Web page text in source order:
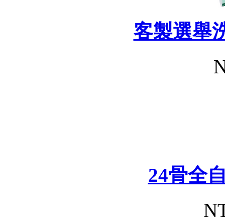
客製選舉
24骨全